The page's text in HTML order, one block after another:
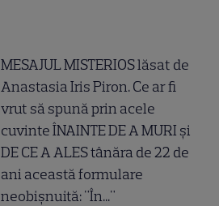
MESAJUL MISTERIOS lăsat de
Anastasia Iris Piron. Ce ar fi
vrut să spună prin acele
cuvinte ÎNAINTE DE A MURI și
DE CE A ALES tânăra de 22 de
ani această formulare
neobișnuită: "În..."